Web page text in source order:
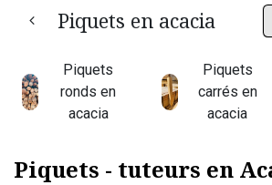
Piquets en acacia
Piquets
ronds en
acacia
Piquets
carrés en
acacia
Piquets - tuteurs en